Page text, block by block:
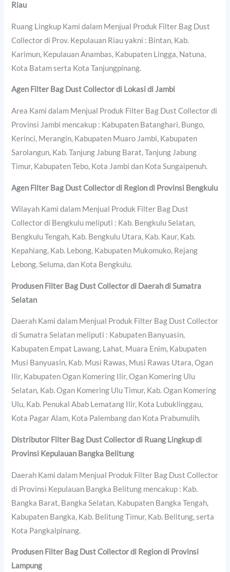
Riau
Ruang Lingkup Kami dalam Menjual Produk Filter Bag Dust
Collector di Prov. Kepulauan Riau yakni : Bintan, Kab.
Karimun, Kepulauan Anambas, Kabupaten Lingga, Natuna,
Kota Batam serta Kota Tanjungpinang.
Agen Filter Bag Dust Collector di Lokasi di Jambi
Area Kami dalam Menjual Produk Filter Bag Dust Collector di
Provinsi Jambi mencakup : Kabupaten Batanghari, Bungo,
Kerinci, Merangin, Kabupaten Muaro Jambi, Kabupaten
Sarolangun, Kab. Tanjung Jabung Barat, Tanjung Jabung
Timur, Kabupaten Tebo, Kota Jambi dan Kota Sungaipenuh.
Agen Filter Bag Dust Collector di Region di Provinsi Bengkulu
Wilayah Kami dalam Menjual Produk Filter Bag Dust
Collector di Bengkulu meliputi : Kab. Bengkulu Selatan,
Bengkulu Tengah, Kab. Bengkulu Utara, Kab. Kaur, Kab.
Kepahiang, Kab. Lebong, Kabupaten Mukomuko, Rejang
Lebong, Seluma, dan Kota Bengkulu.
Produsen Filter Bag Dust Collector di Daerah di Sumatra
Selatan
Daerah Kami dalam Menjual Produk Filter Bag Dust Collector
di Sumatra Selatan meliputi : Kabupaten Banyuasin,
Kabupaten Empat Lawang, Lahat, Muara Enim, Kabupaten
Musi Banyuasin, Kab. Musi Rawas, Musi Rawas Utara, Ogan
Ilir, Kabupaten Ogan Komering Ilir, Ogan Komering Ulu
Selatan, Kab. Ogan Komering Ulu Timur, Kab. Ogan Komering
Ulu, Kab. Penukal Abab Lematang Ilir, Kota Lubuklinggau,
Kota Pagar Alam, Kota Palembang dan Kota Prabumulih.
Distributor Filter Bag Dust Collector di Ruang Lingkup di
Provinsi Kepulauan Bangka Belitung
Daerah Kami dalam Menjual Produk Filter Bag Dust Collector
di Provinsi Kepulauan Bangka Belitung mencakup : Kab.
Bangka Barat, Bangka Selatan, Kabupaten Bangka Tengah,
Kabupaten Bangka, Kab. Belitung Timur, Kab. Belitung, serta
Kota Pangkalpinang.
Produsen Filter Bag Dust Collector di Region di Provinsi
Lampung